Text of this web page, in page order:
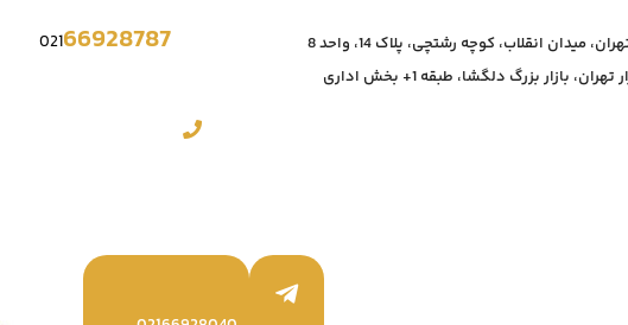
میدان انقلاب، کوچه رشتچی، پلاک 14، واحد 8
تهران، بازار بزرگ دلگشا، طبقه 1+ بخش اداری
02166928787